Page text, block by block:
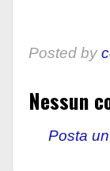
Posted by
Nessun
Posta